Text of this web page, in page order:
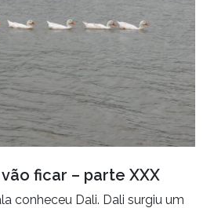
ficar – parte XXX
conheceu Dali. Dali surgiu um